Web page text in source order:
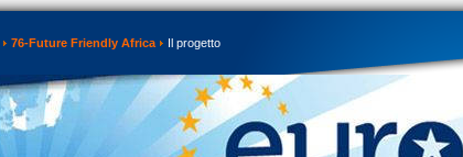
76-Future Friendly Africa Il progetto